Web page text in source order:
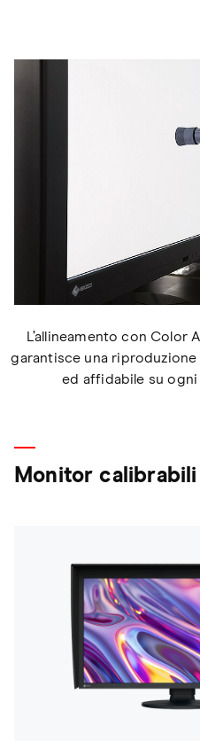
L’allineamento con Color
garantisce una
ed affidabile su ogni
Monitor calibrabili